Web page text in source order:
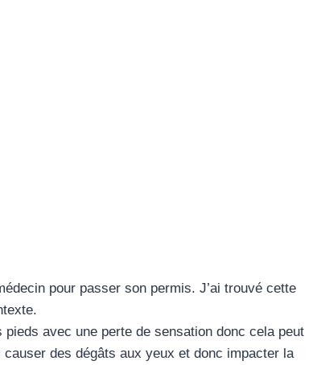
pour passer son permis. J’ai trouvé cette
avec une perte de sensation donc cela peut
des dégâts aux yeux et donc impacter la